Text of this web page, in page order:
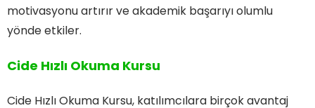
motivasyonu artırır ve akademik başarıyı olumlu
yönde etkiler.
Cide Hızlı Okuma Kursu
Cide Hızlı Okuma Kursu, katılımcılara birçok avantaj